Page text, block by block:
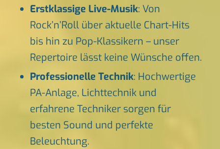
Erstklassige Live-Musik: Von
Rock’n’Roll über aktuelle Chart-Hits
bis hin zu Pop-Klassikern – unser
Repertoire lässt keine Wünsche offen.
Professionelle Technik: Hochwertige
PA-Anlage, Lichttechnik und
erfahrene Techniker sorgen für
besten Sound und perfekte
Beleuchtung.